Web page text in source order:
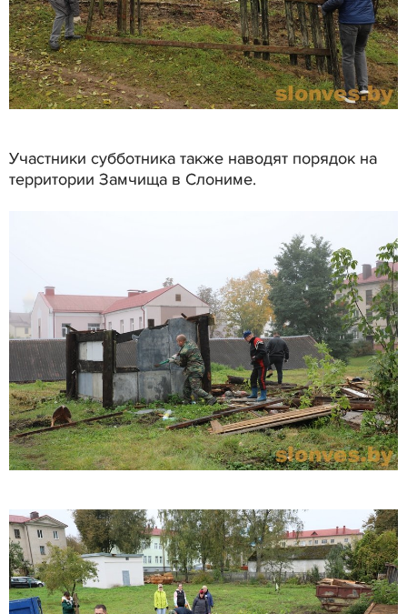
Участники субботника также наводят порядок на
территории Замчища в Слониме.